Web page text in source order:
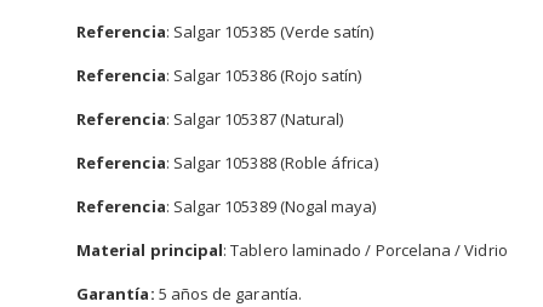
Referencia: Salgar 105385 (Verde satín)
Referencia: Salgar 105386 (Rojo satín)
Referencia: Salgar 105387 (Natural)
Referencia: Salgar 105388 (Roble áfrica)
Referencia: Salgar 105389 (Nogal maya)
Material principal: Tablero laminado / Porcelana / Vidrio
Garantía: 5 años de garantía.